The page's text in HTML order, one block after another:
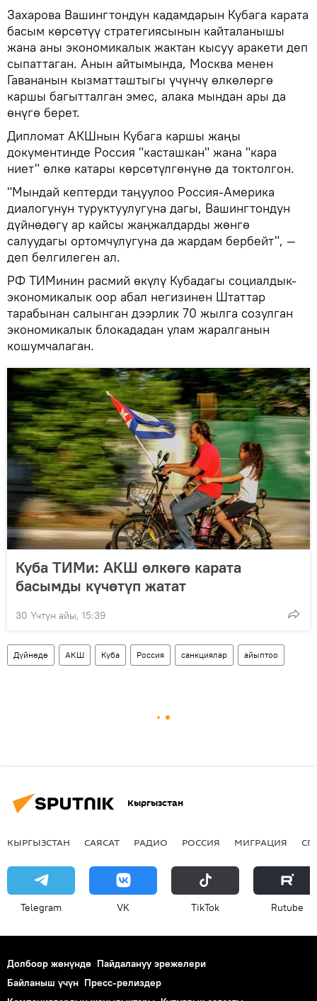
Захарова Вашингтондун кадамдарын Кубага карата
басым көрсөтүү стратегиясынын кайталанышы
жана аны экономикалык жактан кысуу аракети деп
сыпаттаган. Анын айтымында, Москва менен
Гавананын кызматташтыгы үчүнчү өлкөлөргө
каршы багытталган эмес, алака мындан ары да
өнүгө берет.
Дипломат АКШнын Кубага каршы жаңы
документинде Россия "касташкан" жана "кара
ниет" өлкө катары көрсөтүлгөнүнө да токтолгон.
"Мындай кептерди таңуулоо Россия-Америка
диалогунун туруктуулугуна дагы, Вашингтондун
дүйнөдөгү ар кайсы жаңжалдарды жөнгө
салуудагы ортомчулугуна да жардам бербейт", —
деп белгилеген ал.
РФ ТИМинин расмий өкүлү Кубадагы социалдык-
экономикалык оор абал негизинен Штаттар
тарабынан салынган дээрлик 70 жылга созулган
экономикалык блокададан улам жаралганын
кошумчалаган.
Куба ТИМи: АКШ өлкөгө карата
басымды күчөтүп жатат
30 Үчтүн айы, 15:39
Дүйнөдө АКШ Куба Россия санкциялар айыптоо
Кыргызстан
КЫРГЫЗСТАН САЯСАТ РАДИО РОССИЯ МИГРАЦИЯ
Telegram VK ТikТоk Rutube
Долбоор жөнүндө Пайдалануу эрежелери
Байланыш үчүн Пресс-релиздер